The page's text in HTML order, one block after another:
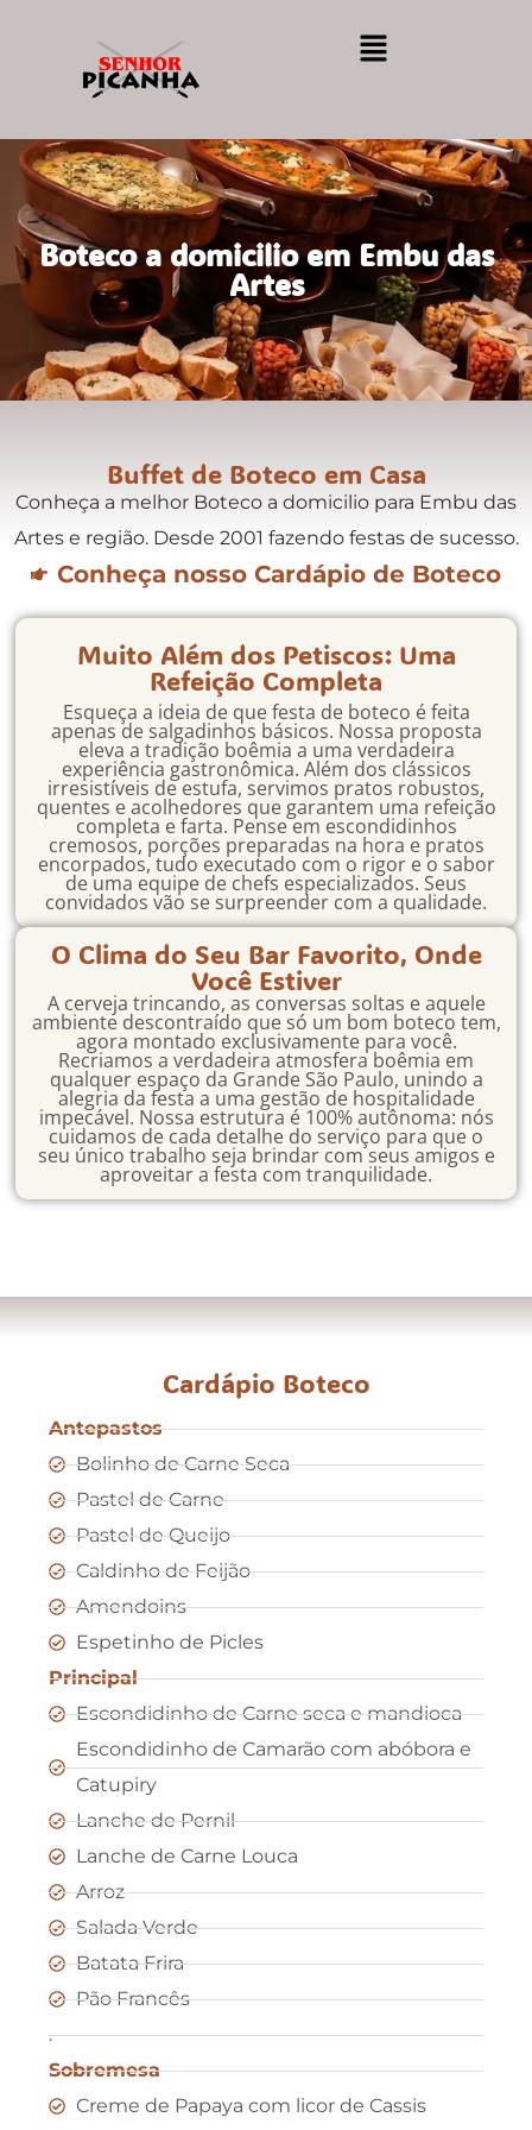
Boteco a domicilio em Embu das
Artes
Buffet de Boteco em Casa
Conheça a melhor Boteco a domicilio para Embu das
Artes e região. Desde 2001 fazendo festas de sucesso.
Conheça nosso Cardápio de Boteco
Muito Além dos Petiscos: Uma
Refeição Completa
Esqueça a ideia de que festa de boteco é feita
apenas de salgadinhos básicos. Nossa proposta
eleva a tradição boêmia a uma verdadeira
experiência gastronômica. Além dos clássicos
irresistíveis de estufa, servimos pratos robustos,
quentes e acolhedores que garantem uma refeição
completa e farta. Pense em escondidinhos
cremosos, porções preparadas na hora e pratos
encorpados, tudo executado com o rigor e o sabor
de uma equipe de chefs especializados. Seus
convidados vão se surpreender com a qualidade.
O Clima do Seu Bar Favorito, Onde
Você Estiver
A cerveja trincando, as conversas soltas e aquele
ambiente descontraído que só um bom boteco tem,
agora montado exclusivamente para você.
Recriamos a verdadeira atmosfera boêmia em
qualquer espaço da Grande São Paulo, unindo a
alegria da festa a uma gestão de hospitalidade
impecável. Nossa estrutura é 100% autônoma: nós
cuidamos de cada detalhe do serviço para que o
seu único trabalho seja brindar com seus amigos e
aproveitar a festa com tranquilidade.
Cardápio Boteco
Antepastos
Bolinho de Carne Seca
Pastel de Carne
Pastel de Queijo
Caldinho de Feijão
Amendoins
Espetinho de Picles
Principal
Escondidinho de Carne seca e mandioca
Escondidinho de Camarão com abóbora e
Catupiry
Lanche de Pernil
Lanche de Carne Louca
Arroz
Salada Verde
Batata Frira
Pão Francês
.
Sobremesa
Creme de Papaya com licor de Cassis